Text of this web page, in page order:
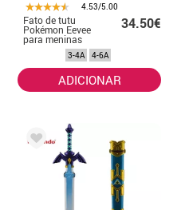
4.53/5.00
Fato de tutu
Pokémon Eevee
para meninas
34.50€
3-4A 4-6A
ADICIONAR